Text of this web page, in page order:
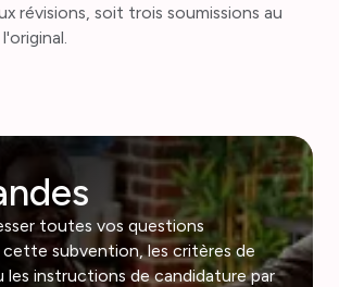
révisions, soit trois soumissions au
toutes vos questions
subvention, les critères de
les instructions de candidature par